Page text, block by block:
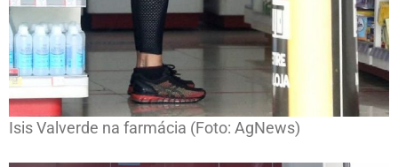
Isis Valverde na farmácia (Foto: AgNews)